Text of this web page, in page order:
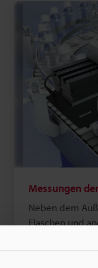
Messungen
Neben dem
Flaschen und